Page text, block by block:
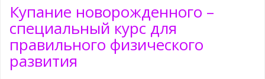
Купание новорожденного –
специальный курс для
правильного физического
развития